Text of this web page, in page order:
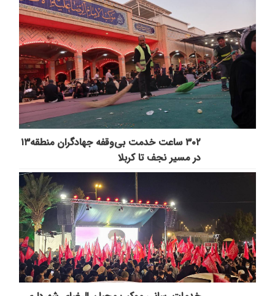
۳۰۲ ساعت خدمت بی‌وقفه جهادگران منطقه۱۳
در مسیر نجف تا کربلا